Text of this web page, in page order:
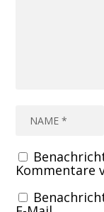
Kommentare